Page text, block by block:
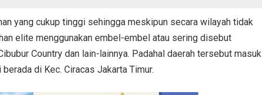
yang cukup tinggi sehingga meskipun secara wilayah tidak
elite menggunakan embel-embel atau sering disebut
Country dan lain-lainnya. Padahal daerah tersebut masuk
di Kec. Ciracas Jakarta Timur.